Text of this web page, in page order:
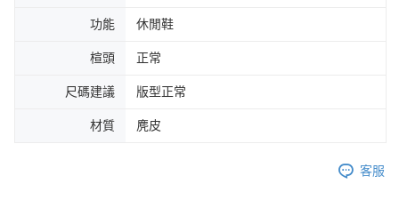
３．未成年的使用者請事先徵得法定代理人或監護人之同意方可使用
「AFTEE先享後付」，若未經同意申辦者引起之損失，本公司不負相關責
４．使用「AFTEE先享後付」時，將依據個別帳號之用戶狀況，依本公司即
請求用戶進行身份認證。
恩沛科技股份有限公司將有權停止該用戶之使用額度並採取法律行動。
功能 休閒鞋
楦頭 正常
尺碼建議 版型正常
材質 麂皮
客服